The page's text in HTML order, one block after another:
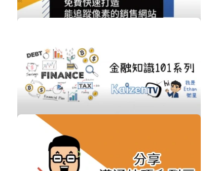
最簡單銷售頁製作教學
數位行銷
購買後有效期限：課程下架時
2850
金融知識101系列之二
購買後有效期限：課程下架時